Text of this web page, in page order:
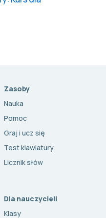
Zasoby
Nauka
Pomoc
Graj i ucz się
Test klawiatury
Licznik słów
Dla nauczycieli
Klasy